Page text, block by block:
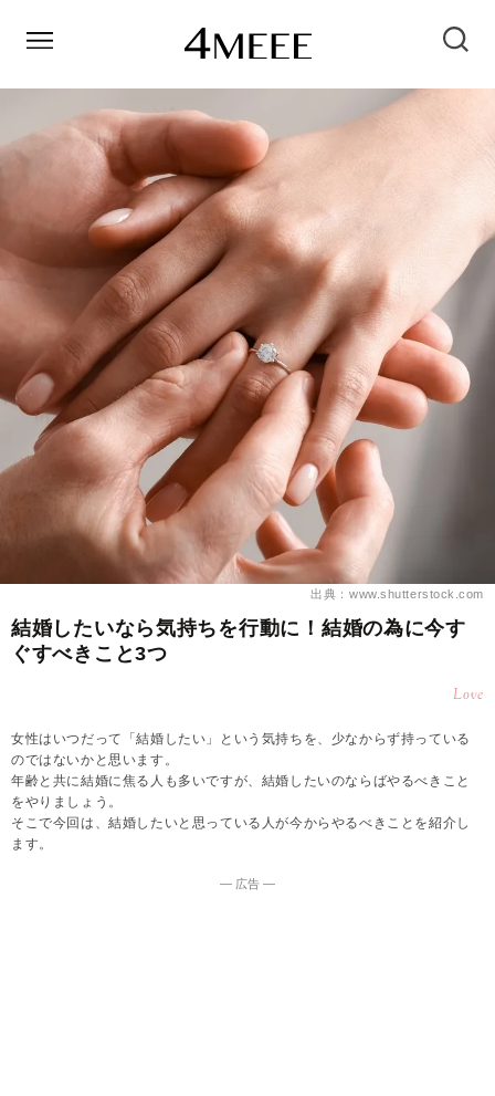
出典：www.shutterstock.com
結婚したいなら気持ちを行動に！結婚の為に今す
ぐすべきこと3つ
Love
女性はいつだって「結婚したい」という気持ちを、少なからず持っている
のではないかと思います。
年齢と共に結婚に焦る人も多いですが、結婚したいのならばやるべきこと
をやりましょう。
そこで今回は、結婚したいと思っている人が今からやるべきことを紹介し
ます。
― 広告 ―